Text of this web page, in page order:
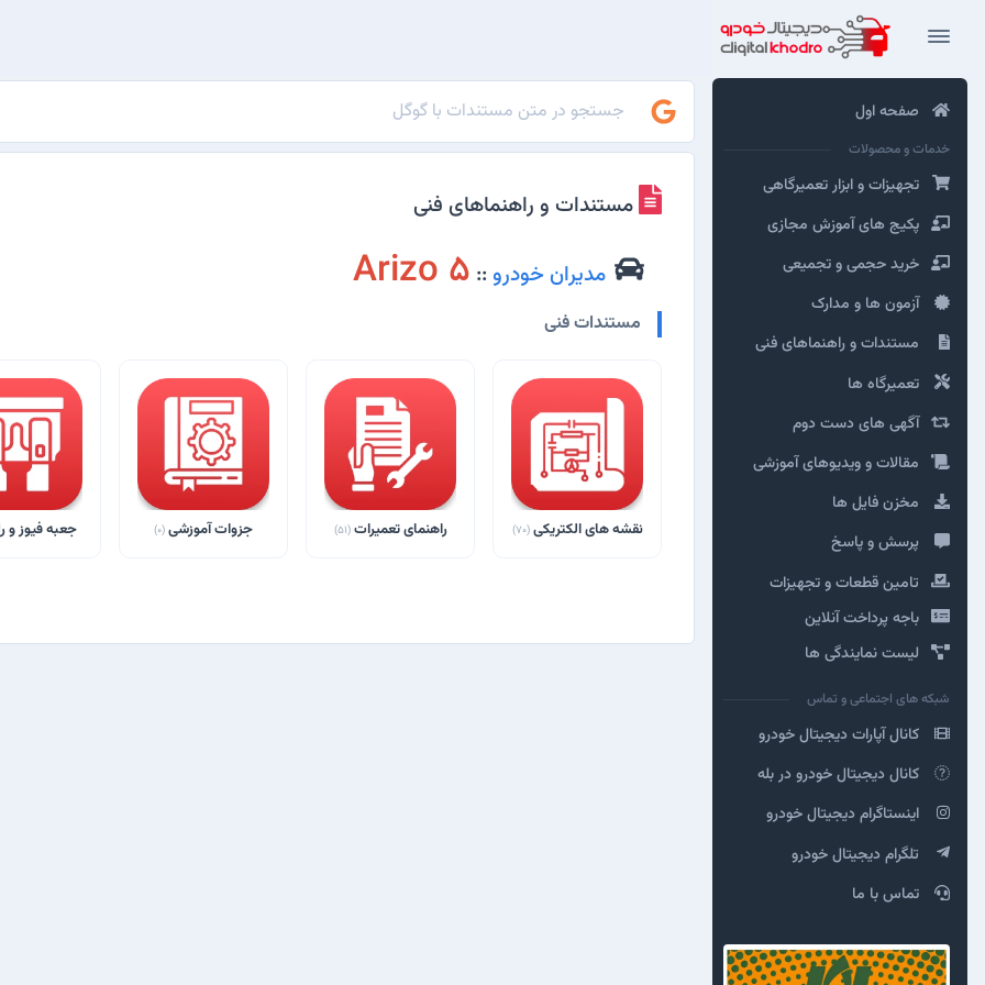
صفحه اول
خدمات و محصولات
تجهیزات و ابزار تعمیرگاهی
پکیج های آموزش مجازی
خرید حجمی و تجمیعی
آزمون ها و مدارک
مستندات و راهنماهای فنی
تعمیرگاه ها
آگهی های دست دوم
مقالات و ویدیوهای آموزشی
مخزن فایل ها
پرسش و پاسخ
تامین قطعات و تجهیزات
باجه پرداخت آنلاین
لیست نمایندگی ها
شبکه های اجتماعی و تماس
کانال آپارات دیجیتال خودرو
کانال دیجیتال خودرو در بله
اینستاگرام دیجیتال خودرو
تلگرام دیجیتال خودرو
تماس با ما
مستندات و راهنماهای فنی
مدیران خودرو ::
Arizo 5
مستندات فنی
نقشه های الکتریکی(70) راهنمای تعمیرات(51) جزوات آموزشی (0) جعبه فیوز و